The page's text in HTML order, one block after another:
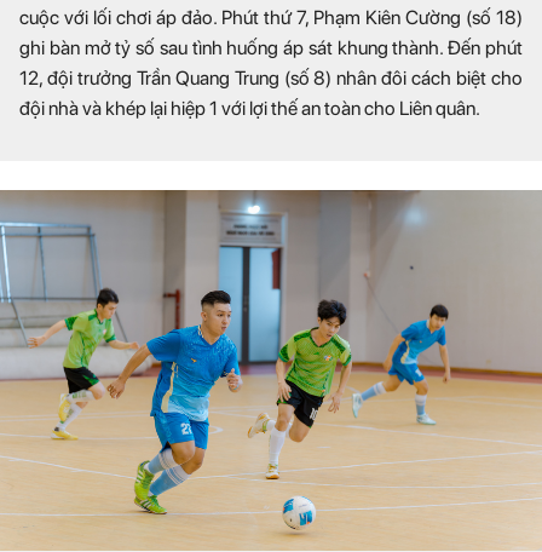
cuộc với lối chơi áp đảo. Phút thứ 7, Phạm Kiên Cường (số 18)
ghi bàn mở tỷ số sau tình huống áp sát khung thành. Đến phút
12, đội trưởng Trần Quang Trung (số 8) nhân đôi cách biệt cho
đội nhà và khép lại hiệp 1 với lợi thế an toàn cho Liên quân.